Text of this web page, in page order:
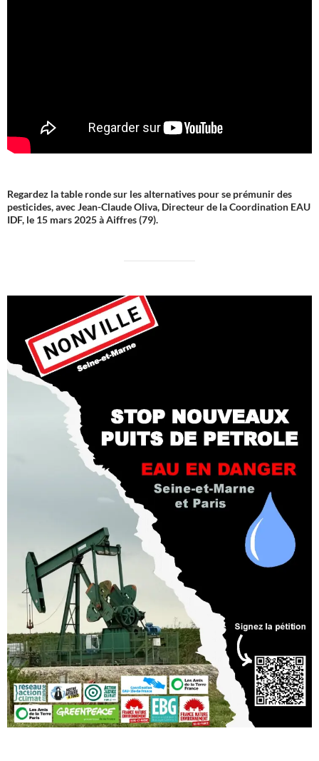
Regardez la table ronde sur les alternatives pour se prémunir des
pesticides, avec Jean-Claude Oliva, Directeur de la Coordination EAU
IDF, le 15 mars 2025 à Aiffres (79).